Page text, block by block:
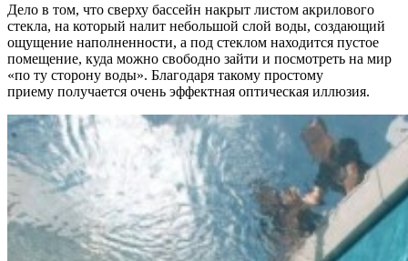
Дело в том, что сверху бассейн накрыт листом акрилового
стекла, на который налит небольшой слой воды, создающий
ощущение наполненности, а под стеклом находится пустое
помещение, куда можно свободно зайти и посмотреть на мир
«по ту сторону воды». Благодаря такому простому
приему получается очень эффектная оптическая иллюзия.